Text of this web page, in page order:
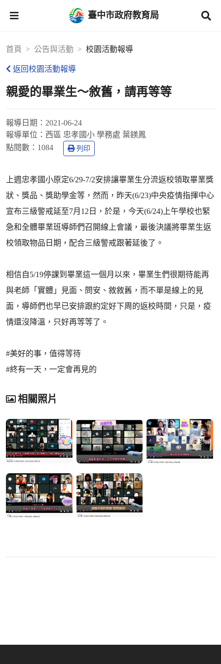
臺中市政府教育局
首頁 公告與活動 校園活動報導
返回校園活動報導
親愛的畢業生～敘舊，請再等等
報導日期： 2021-06-24
報導單位： 西區 忠孝國小 學務處 葉鎂鳳
點閱數： 1084 列印
上週忠孝國小原定6/29-7/2安排讓畢業生分流返校領取畢業獎
狀、獎品、獎助學金等，然而，昨天(6/23)中央疫情指揮中心
宣布三級警戒延至7月12日，於是，今天(6/24)上午學校也緊
急和全體畢業班導師們召開線上會議，最後決議將畢業生返
校領取物品日期，配合三級警戒跟著延後了。
相信自5/19停課到畢業這一個月以來，畢業生們很期待能再
與老師「實體」見面、問安、敘敘舊，而不單是線上的見
面，導師們也早已安排跟約定好下周的返校時間，只是，疫
情還沒降溫，只好再等等了。
#美好的事，值得等待
#終有一天，一定會再見的
相關照片